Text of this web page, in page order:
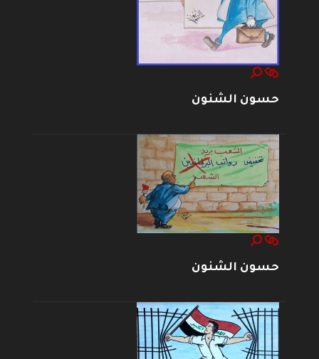
حسون الشنون
حسون الشنون